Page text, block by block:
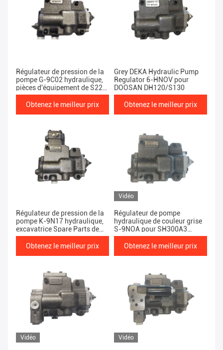
Régulateur de pression de la
pompe G-9C02 hydraulique,
pièces d'équipement de S220
Doosan
Obtenez le meilleur prix
Grey DEKA Hydraulic Pump
Regulator 6-HNOV pour
DOOSAN DH120/S130
Obtenez le meilleur prix
Régulateur de pression de la
pompe K-9N17 hydraulique,
excavatrice Spare Parts de
SANY SY335 Sany
Obtenez le meilleur prix
Vidéo
Régulateur de pompe
hydraulique de couleur grise
S-9NOA pour SH300A3
60002123-DK
Obtenez le meilleur prix
Vidéo Vidéo